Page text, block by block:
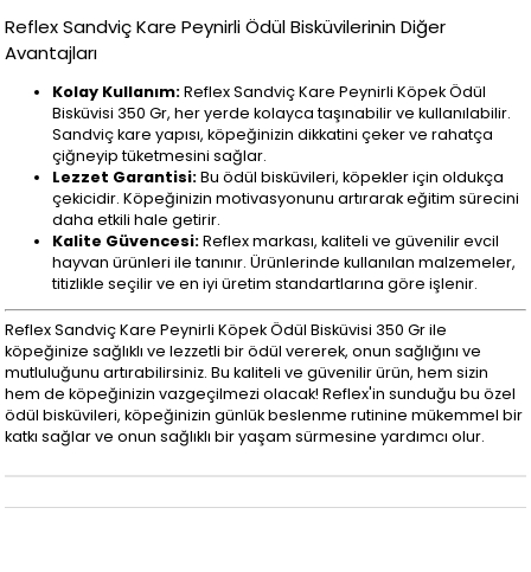
Reflex Sandviç Kare Peynirli Ödül Bisküvilerinin Diğer
Avantajları
Kolay Kullanım:Reflex Sandviç Kare Peynirli Köpek Ödül
Bisküvisi 350 Gr, her yerde kolayca taşınabilir ve kullanılabilir.
Sandviç kare yapısı, köpeğinizin dikkatini çeker ve rahatça
çiğneyip tüketmesini sağlar.
Lezzet Garantisi:Bu ödül bisküvileri, köpekler için oldukça
çekicidir. Köpeğinizin motivasyonunu artırarak eğitim sürecini
daha etkili hale getirir.
Kalite Güvencesi:Reflex markası, kaliteli ve güvenilir evcil
hayvan ürünleri ile tanınır. Ürünlerinde kullanılan malzemeler,
titizlikle seçilir ve en iyi üretim standartlarına göre işlenir.
Reflex Sandviç Kare Peynirli Köpek Ödül Bisküvisi 350 Gr ile
köpeğinize sağlıklı ve lezzetli bir ödül vererek, onun sağlığını ve
mutluluğunu artırabilirsiniz. Bu kaliteli ve güvenilir ürün, hem sizin
hem de köpeğinizin vazgeçilmezi olacak! Reflex'in sunduğu bu özel
ödül bisküvileri, köpeğinizin günlük beslenme rutinine mükemmel bir
katkı sağlar ve onun sağlıklı bir yaşam sürmesine yardımcı olur.